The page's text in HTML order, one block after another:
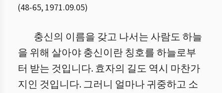
(48-65, 1971.09.05)
충신의 이름을 갖고 나서는 사람도 하늘
을 위해 살아야 충신이란 칭호를 하늘로부
터 받는 것입니다. 효자의 길도 역시 마찬가
지인 것입니다. 그러니 얼마나 귀중하고 소